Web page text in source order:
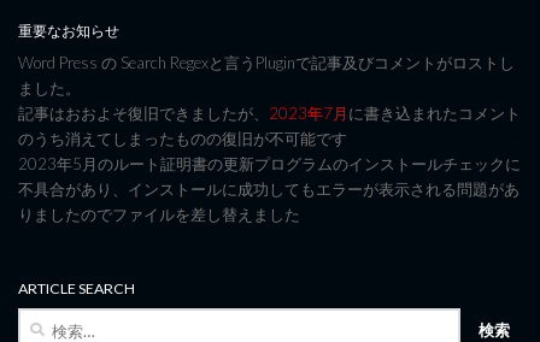
重要なお知らせ
Word Press の Search Regexと言うPluginで記事及びコメントがロストし
ました。
記事はおおよそ復旧できましたが、 2023年7月に書き込まれたコメント
のうち消えてしまったものの復旧が不可能です
2023年5月のルート証明書の更新プログラムのインストールチェックに
不具合があり、インストールに成功してもエラーが表示される問題があ
りましたのでファイルを差し替えました
ARTICLE SEARCH